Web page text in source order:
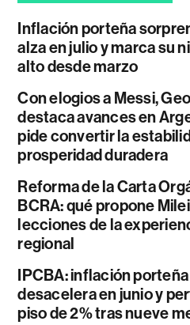
Inflación porteña
alza en julio y marca su
alto desde marzo
Con elogios a Messi,
destaca avances en
pide convertir la
prosperidad duradera
Reforma de la Carta
BCRA: qué propone
lecciones de la
regional
IPCBA: inflación
desacelera en junio y
piso de 2% tras nueve